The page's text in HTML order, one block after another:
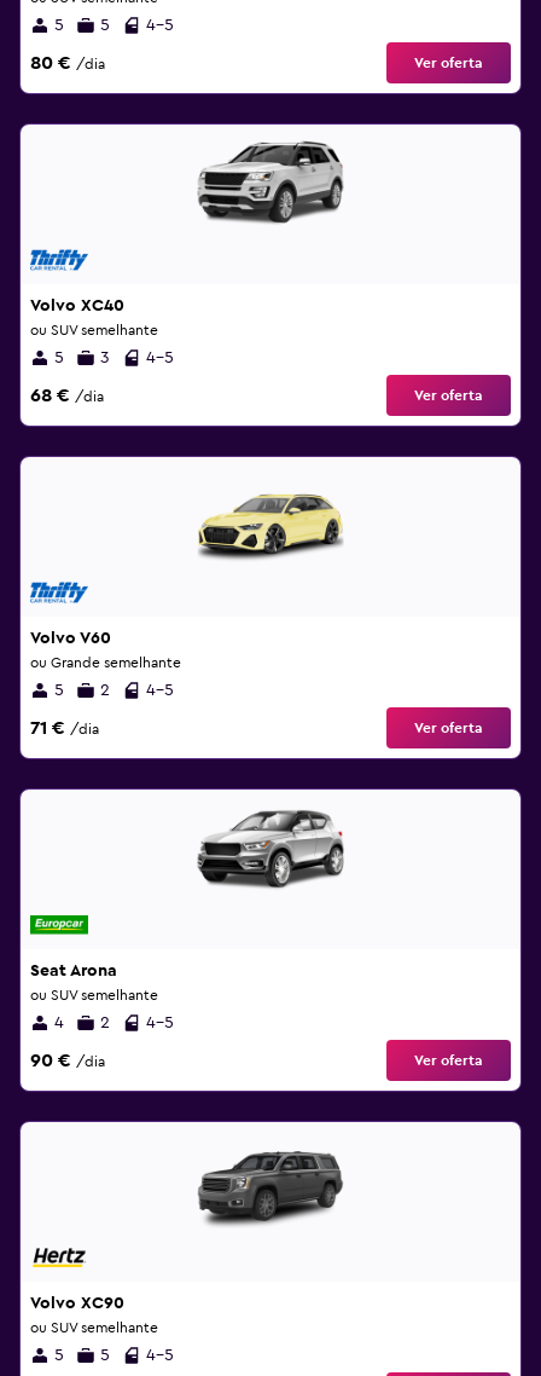
5 5 4-5
80 € /dia Ver oferta
Volvo XC40
ou SUV semelhante
5 3 4-5
68 € /dia Ver oferta
Volvo V60
ou Grande semelhante
5 2 4-5
71 € /dia Ver oferta
Seat Arona
ou SUV semelhante
4 2 4-5
90 € /dia Ver oferta
Volvo XC90
ou SUV semelhante
5 5 4-5